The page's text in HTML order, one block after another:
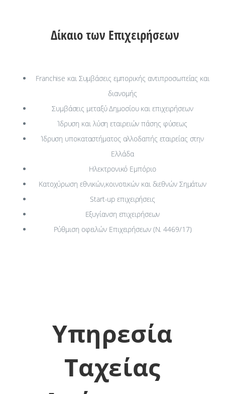
Δίκαιο των Επιχειρήσεων
Franchise και Συμβάσεις εμπορικής αντιπροσωπείας και
διανομής
Συμβάσεις μεταξύ Δημοσίου και επιχειρήσεων
Ίδρυση και λύση εταιρειών πάσης φύσεως
Ίδρυση υποκαταστήματος αλλοδαπής εταιρείας στην
Ελλάδα
Ηλεκτρονικό Εμπόριο
Κατοχύρωση εθνικών,κοινοτικών και διεθνών Σημάτων
Start-up επιχειρήσεις
Εξυγίανση επιχειρήσεων
Ρύθμιση οφειλών Επιχειρήσεων (Ν. 4469/17)
Υπηρεσία
Ταχείας